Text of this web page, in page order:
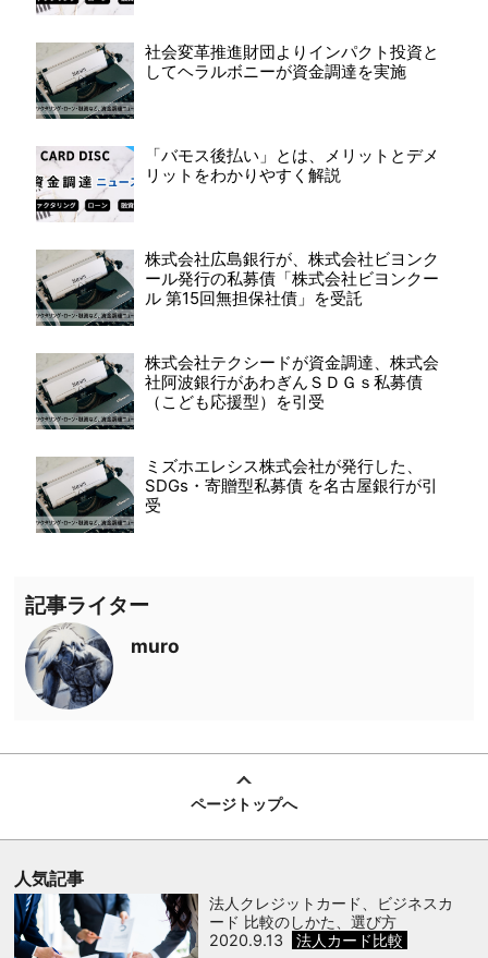
社会変革推進財団よりインパクト投資と
してヘラルボニーが資金調達を実施
「バモス後払い」とは、メリットとデメ
リットをわかりやすく解説
株式会社広島銀行が、株式会社ビヨンク
ール発行の私募債「株式会社ビヨンクー
ル 第15回無担保社債」を受託
株式会社テクシードが資金調達、株式会
社阿波銀行があわぎんＳＤＧｓ私募債
（こども応援型）を引受
ミズホエレシス株式会社が発行した、
SDGs・寄贈型私募債 を名古屋銀行が引
受
記事ライター
muro
ページトップへ
人気記事
法人クレジットカード、ビジネスカ
ード 比較のしかた、選び方
2020.9.13
法人カード比較